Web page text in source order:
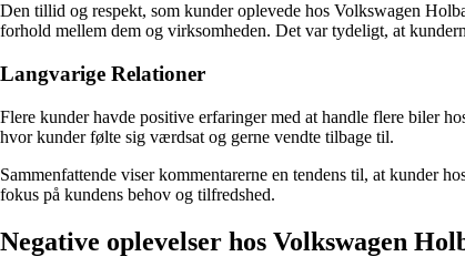
Den tillid og respekt, som kunder oplevede hos Volkswagen
forhold mellem dem og virksomheden. Det var tydeligt, at
Langvarige Relationer
Flere kunder havde positive erfaringer med at handle flere biler
hvor kunder følte sig værdsat og gerne vendte tilbage til.
Sammenfattende viser kommentarerne en tendens til, at kunder
fokus på kundens behov og tilfredshed.
Negative oplevelser hos Volkswagen